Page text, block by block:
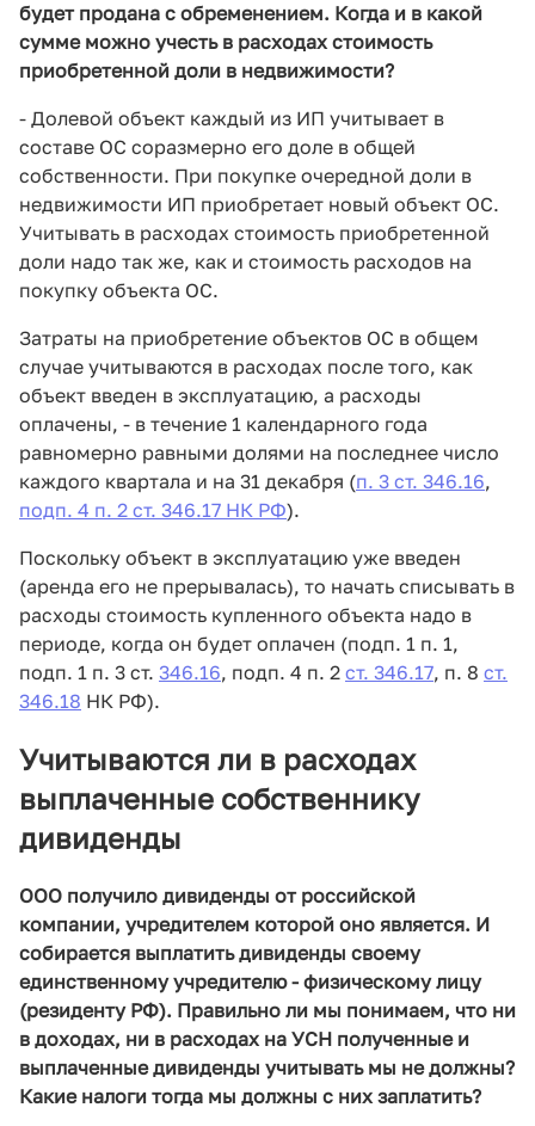
будет продана с обременением. Когда и в какой
сумме можно учесть в расходах стоимость
приобретенной доли в недвижимости?
- Долевой объект каждый из ИП учитывает в
составе ОС соразмерно его доле в общей
собственности. При покупке очередной доли в
недвижимости ИП приобретает новый объект ОС.
Учитывать в расходах стоимость приобретенной
доли надо так же, как и стоимость расходов на
покупку объекта ОС.
Затраты на приобретение объектов ОС в общем
случае учитываются в расходах после того, как
объект введен в эксплуатацию, а расходы
оплачены, - в течение 1 календарного года
равномерно равными долями на последнее число
каждого квартала и на 31 декабря (п. 3 ст. 346.16,
подп. 4 п. 2 ст. 346.17 НК РФ).
Поскольку объект в эксплуатацию уже введен
(аренда его не прерывалась), то начать списывать в
расходы стоимость купленного объекта надо в
периоде, когда он будет оплачен (подп. 1 п. 1,
подп. 1 п. 3 ст. 346.16, подп. 4 п. 2 ст. 346.17, п. 8 ст.
346.18 НК РФ).
Учитываются ли в расходах
выплаченные собственнику
дивиденды
ООО получило дивиденды от российской
компании, учредителем которой оно является. И
собирается выплатить дивиденды своему
единственному учредителю - физическому лицу
(резиденту РФ). Правильно ли мы понимаем, что ни
в доходах, ни в расходах на УСН полученные и
выплаченные дивиденды учитывать мы не должны?
Какие налоги тогда мы должны с них заплатить?